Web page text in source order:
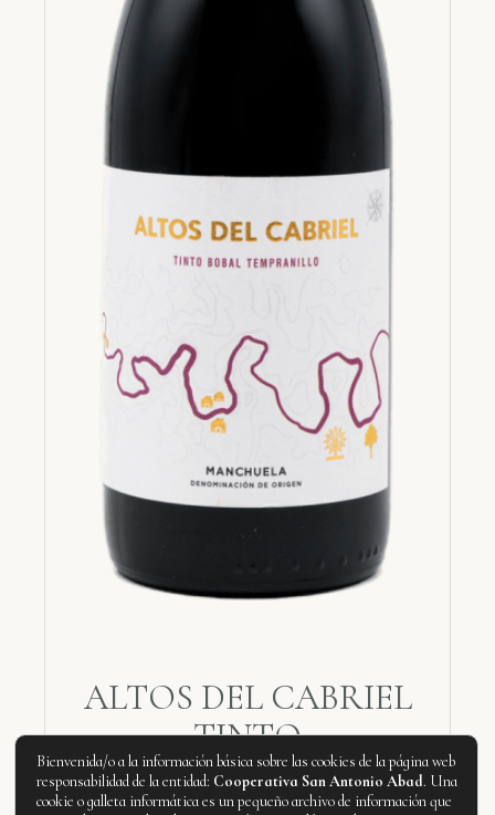
ALTOS DEL CABRIEL
TINTO
Altos del Catriel
Bienvenida/o a la información básica sobre las cookies de la página web
responsabilidad de la entidad: Cooperativa San Antonio Abad. Una
cookie o galleta informática es un pequeño archivo de información que